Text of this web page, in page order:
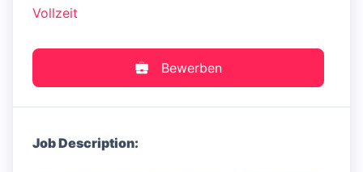
Vollzeit
Bewerben
Job Description: